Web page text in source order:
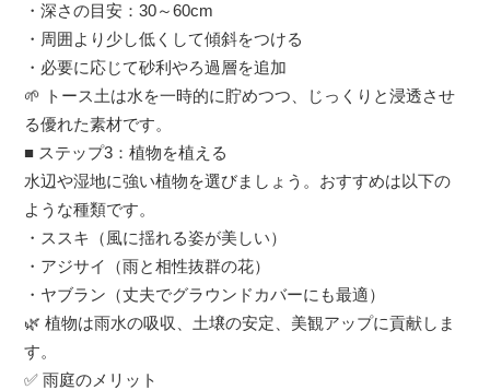
・深さの目安：30～60cm
・周囲より少し低くして傾斜をつける
・必要に応じて砂利やろ過層を追加
🌱 トース土は水を一時的に貯めつつ、じっくりと浸透させ
る優れた素材です。
■ ステップ3：植物を植える
水辺や湿地に強い植物を選びましょう。おすすめは以下の
ような種類です。
・ススキ（風に揺れる姿が美しい）
・アジサイ（雨と相性抜群の花）
・ヤブラン（丈夫でグラウンドカバーにも最適）
🌿 植物は雨水の吸収、土壌の安定、美観アップに貢献しま
す。
✅ 雨庭のメリット